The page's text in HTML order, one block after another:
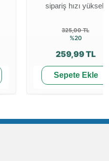
sipariş hızı yüksek
325,00 TL
%20
259,99 TL
Sepete Ekle